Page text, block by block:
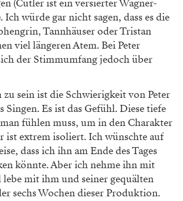
(Cutler ist ein versierter Wagner-
würde gar nicht sagen, dass es die
Tannhäuser oder Tristan
viel längeren Atem. Bei Peter
der Stimmumfang jedoch über
sein ist die Schwierigkeit von Peter
Singen. Es ist das Gefühl. Diese tiefe
fühlen muss, um in den Charakter
ist extrem isoliert. Ich wünschte auf
dass ich ihn am Ende des Tages
könnte. Aber ich nehme ihn mit
lebe mit ihm und seiner gequälten
sechs Wochen dieser Produktion.